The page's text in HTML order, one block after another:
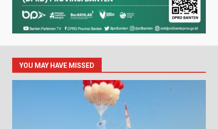
YOU MAY HAVE MISSED